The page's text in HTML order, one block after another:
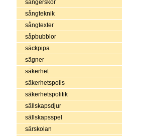
sångerskor
sångteknik
sångtexter
såpbubblor
säckpipa
sägner
säkerhet
säkerhetspolis
säkerhetspolitik
sällskapsdjur
sällskapsspel
särskolan